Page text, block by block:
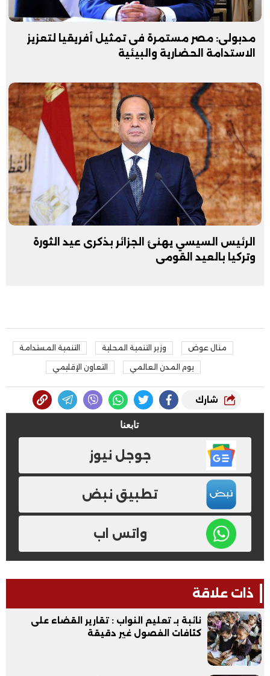
مدبولى: مصر مستمرة فى تمثيل أفريقيا لتعزيز
الاستدامة الحضارية والبيئية
الرئيس السيسي يهنئ الجزائر بذكرى عيد الثورة
وتركيا بالعيد القومى
منال عوض وزير التنمية المحلية التنمية المستدامة
يوم المدن العالمي التعاون الإقليمي
شارك
تابعنا
جوجل نيوز
تطبيق نبض
واتس اب
ذات علاقة
نائبة بـ تعليم النواب : تقارير القضاء على
كثافات الفصول غير دقيقة